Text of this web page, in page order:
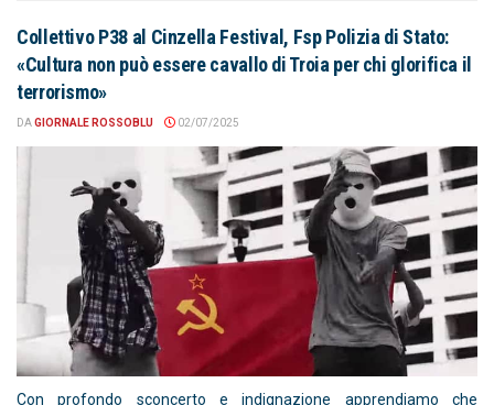
Collettivo P38 al Cinzella Festival, Fsp Polizia di Stato:
«Cultura non può essere cavallo di Troia per chi glorifica il
terrorismo»
DAGIORNALE ROSSOBLU 02/07/2025
Con profondo sconcerto e indignazione apprendiamo che